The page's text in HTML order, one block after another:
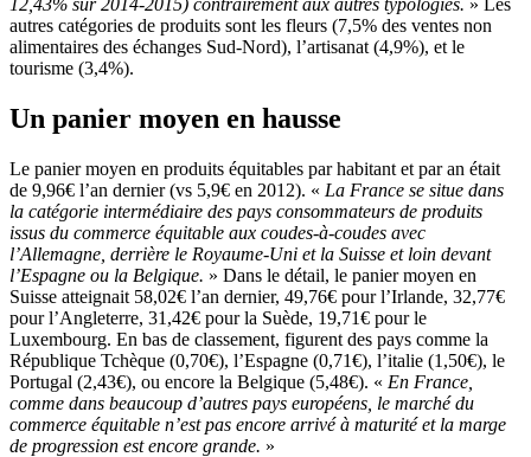
12,43% sur 2014-2015) contrairement aux autres typologies. » Les
autres catégories de produits sont les fleurs (7,5% des ventes non
alimentaires des échanges Sud-Nord), l’artisanat (4,9%), et le
tourisme (3,4%).
Un panier moyen en hausse
Le panier moyen en produits équitables par habitant et par an était
de 9,96€ l’an dernier (vs 5,9€ en 2012). « La France se situe dans
la catégorie intermédiaire des pays consommateurs de produits
issus du commerce équitable aux coudes-à-coudes avec
l’Allemagne, derrière le Royaume-Uni et la Suisse et loin devant
l’Espagne ou la Belgique. » Dans le détail, le panier moyen en
Suisse atteignait 58,02€ l’an dernier, 49,76€ pour l’Irlande, 32,77€
pour l’Angleterre, 31,42€ pour la Suède, 19,71€ pour le
Luxembourg. En bas de classement, figurent des pays comme la
République Tchèque (0,70€), l’Espagne (0,71€), l’italie (1,50€), le
Portugal (2,43€), ou encore la Belgique (5,48€). « En France,
comme dans beaucoup d’autres pays européens, le marché du
commerce équitable n’est pas encore arrivé à maturité et la marge
de progression est encore grande. »